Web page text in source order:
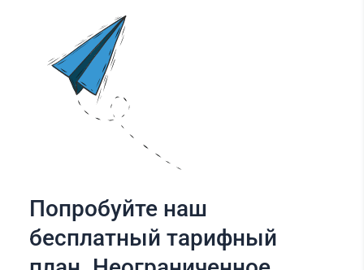
Попробуйте наш
бесплатный тарифный